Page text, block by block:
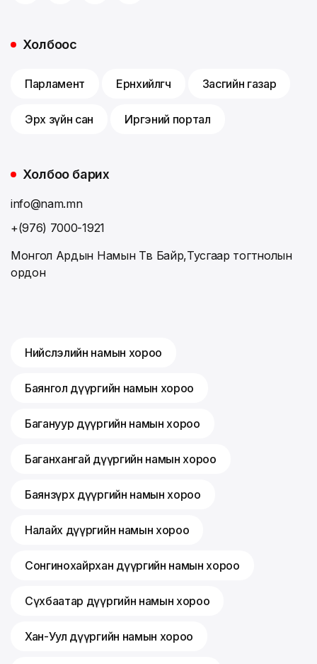
Холбоос
Парламент Ерөнхийлөгч Засгийн газар
Эрх зүйн сан Иргэний портал
Холбоо барих
info@nam.mn
+(976) 7000-1921
Монгол Ардын Намын Төв Байр,Тусгаар тогтнолын
ордон
Нийслэлийн намын хороо
Баянгол дүүргийн намын хороо
Багануур дүүргийн намын хороо
Баганхангай дүүргийн намын хороо
Баянзүрх дүүргийн намын хороо
Налайх дүүргийн намын хороо
Сонгинохайрхан дүүргийн намын хороо
Сүхбаатар дүүргийн намын хороо
Хан-Уул дүүргийн намын хороо